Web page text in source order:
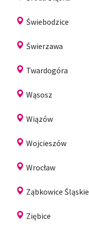
Świebodzice
Świerzawa
Twardogóra
Wąsosz
Wiązów
Wojcieszów
Wrocław
Ząbkowice Śląskie
Ziębice